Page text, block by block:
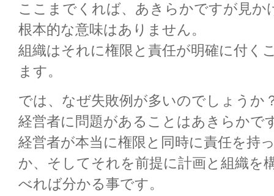
ここまでくれば、あきらかですが見か
根本的な意味はありません。
組織はそれに権限と責任が明確に付く
ます。
では、なぜ失敗例が多いのでしょうか
経営者に問題があることはあきらかで
経営者が本当に権限と同時に責任を持
か、そしてそれを前提に計画と組織を
べれば分かる事です。